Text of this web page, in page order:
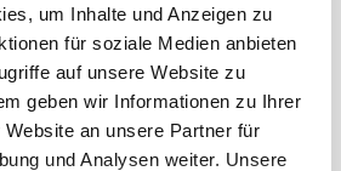
um Inhalte und Anzeigen zu
für soziale Medien anbieten
auf unsere Website zu
geben wir Informationen zu Ihrer
an unsere Partner für
und Analysen weiter. Unsere